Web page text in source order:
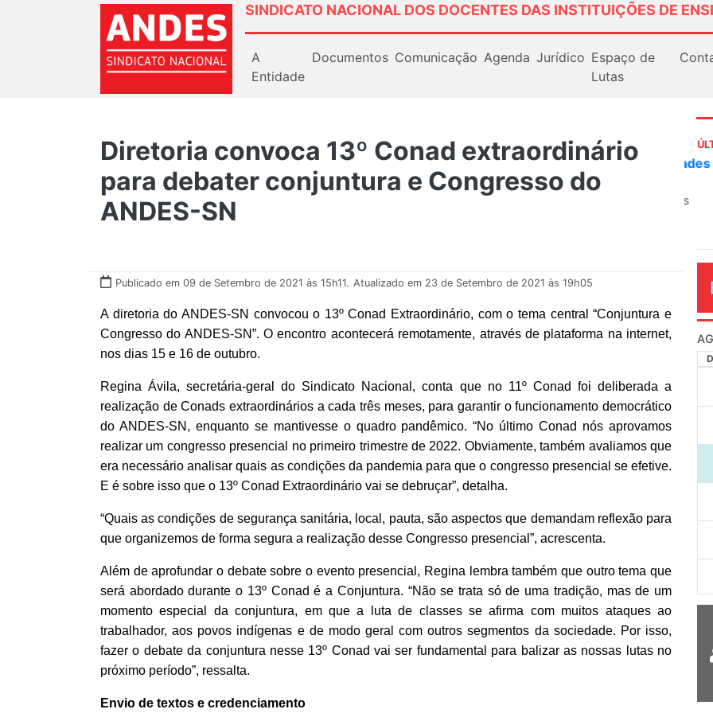
SINDICATO NACIONAL DOS DOCENTES DAS INSTITUIÇÕES DE
A
Entidade
Documentos Comunicação Agenda Jurídico Espaço de
Lutas
Diretoria convoca 13º Conad extraordinário
para debater conjuntura e Congresso do
ANDES-SN
Publicado em 09 de Setembro de 2021 às 15h11. Atualizado em 23 de Setembro de 2021 às 19h05
A diretoria do ANDES-SN convocou o 13º Conad Extraordinário, com o tema central “Conjuntura e
Congresso do ANDES-SN”. O encontro acontecerá remotamente, através de plataforma na internet,
nos dias 15 e 16 de outubro.
Regina Ávila, secretária-geral do Sindicato Nacional, conta que no 11º Conad foi deliberada a
realização de Conads extraordinários a cada três meses, para garantir o funcionamento democrático
do ANDES-SN, enquanto se mantivesse o quadro pandêmico. “No último Conad nós aprovamos
realizar um congresso presencial no primeiro trimestre de 2022. Obviamente, também avaliamos que
era necessário analisar quais as condições da pandemia para que o congresso presencial se efetive.
E é sobre isso que o 13º Conad Extraordinário vai se debruçar”, detalha.
“Quais as condições de segurança sanitária, local, pauta, são aspectos que demandam reflexão para
que organizemos de forma segura a realização desse Congresso presencial”, acrescenta.
Além de aprofundar o debate sobre o evento presencial, Regina lembra também que outro tema que
será abordado durante o 13º Conad é a Conjuntura. “Não se trata só de uma tradição, mas de um
momento especial da conjuntura, em que a luta de classes se afirma com muitos ataques ao
trabalhador, aos povos indígenas e de modo geral com outros segmentos da sociedade. Por isso,
fazer o debate da conjuntura nesse 13º Conad vai ser fundamental para balizar as nossas lutas no
próximo período”, ressalta.
Envio de textos e credenciamento